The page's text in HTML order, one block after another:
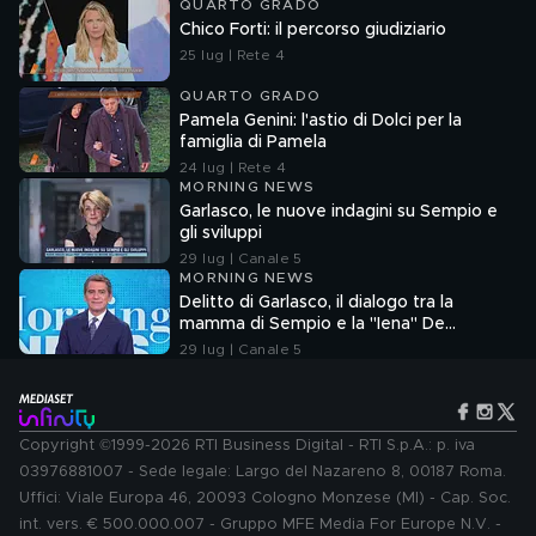
QUARTO GRADO
Chico Forti: il percorso giudiziario
25 lug | Rete 4
QUARTO GRADO
Pamela Genini: l'astio di Dolci per la
famiglia di Pamela
24 lug | Rete 4
MORNING NEWS
Garlasco, le nuove indagini su Sempio e
gli sviluppi
29 lug | Canale 5
MORNING NEWS
Delitto di Garlasco, il dialogo tra la
mamma di Sempio e la "Iena" De
Giuseppe nel 2022
29 lug | Canale 5
Copyright ©1999-2026 RTI Business Digital - RTI S.p.A.: p. iva
03976881007 - Sede legale: Largo del Nazareno 8, 00187 Roma.
Uffici: Viale Europa 46, 20093 Cologno Monzese (MI) - Cap. Soc.
int. vers. € 500.000.007 - Gruppo MFE Media For Europe N.V. -